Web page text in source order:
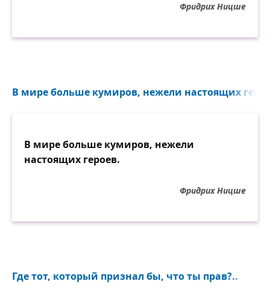
Фридрих Ницше
В мире больше кумиров, нежели настоящих
В мире больше кумиров, нежели
настоящих героев.
Фридрих Ницше
Где тот, который признал бы, что ты прав?..